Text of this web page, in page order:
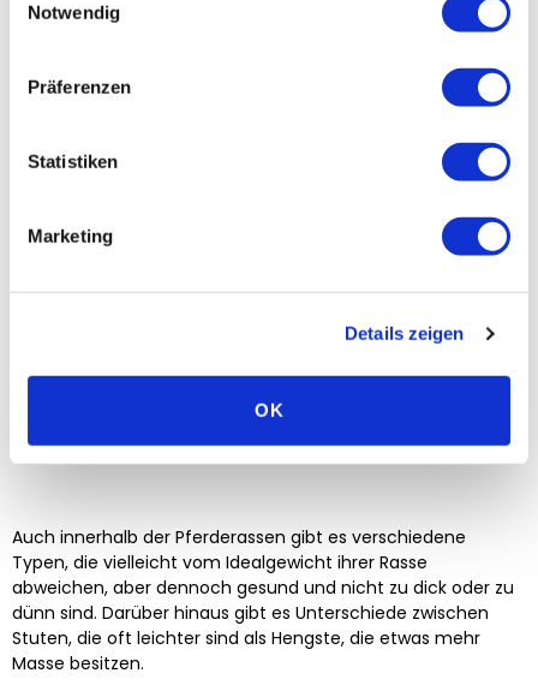
Notwendig
Präferenzen
Statistiken
Marketing
Details zeigen
OK
Paint Horse
150 - 158 cm
150 - 160 cm
Schwarzwälder
148 - 160 cm
Shetlandpony
87 - 107 cm
345 - 355 kg
Westfale
530 - 740 kg 162 - 175 cm
Auch innerhalb der Pferderassen gibt es verschiedene
Typen, die vielleicht vom Idealgewicht ihrer Rasse
abweichen, aber dennoch gesund und nicht zu dick oder zu
dünn sind. Darüber hinaus gibt es Unterschiede zwischen
Stuten, die oft leichter sind als Hengste, die etwas mehr
Masse besitzen.